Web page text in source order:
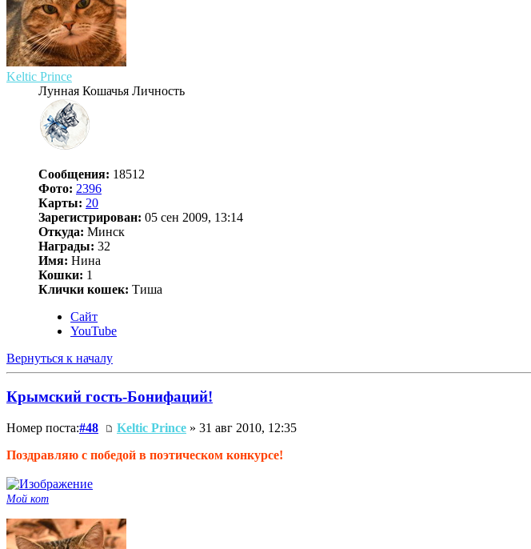
Keltic Prince
Лунная Кошачья Личность
Сообщения: 18512
Фото: 2396
Карты: 20
Зарегистрирован: 05 сен 2009, 13:14
Откуда: Минск
Награды: 32
Имя: Нина
Кошки: 1
Клички кошек: Тиша
Сайт
YouTube
Вернуться к началу
Крымский гость-Бонифаций!
Номер поста:#48 Keltic Prince » 31 авг 2010, 12:35
Поздравляю с победой в поэтическом конкурсе!
Мой кот